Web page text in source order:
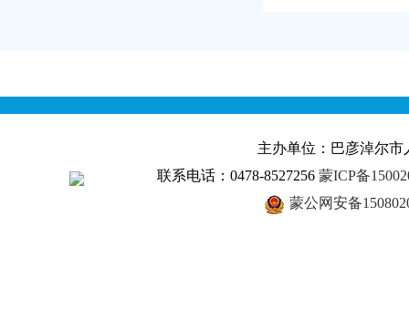
主办单位：巴彦淖尔
联系电话：0478-8527256 蒙ICP备
蒙公网安备